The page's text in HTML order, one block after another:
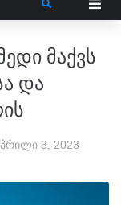
მაქვს
და
3, 2023